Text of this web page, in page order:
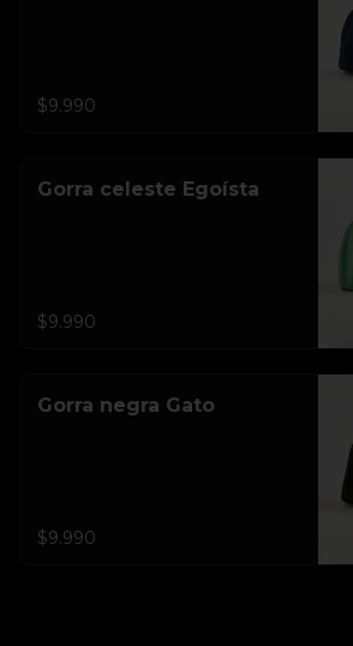
$9.990
Gorra celeste Egoísta
$9.990
Gorra negra Gato
$9.990